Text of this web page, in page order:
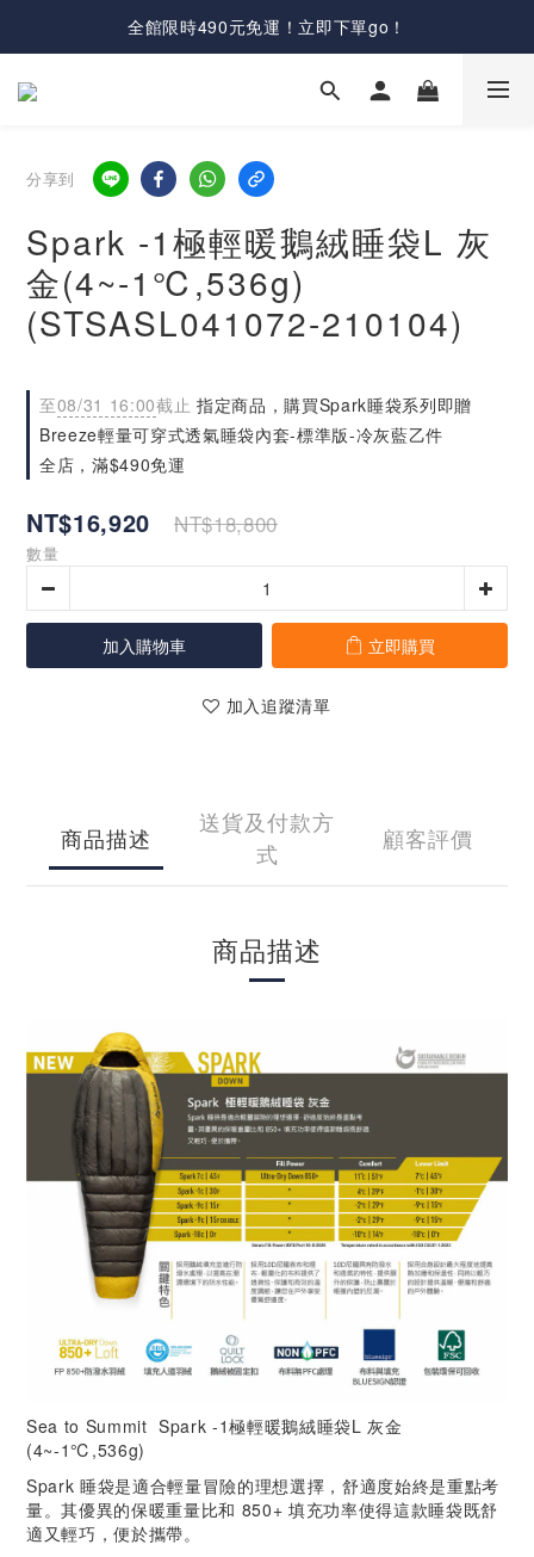
全館限時490元免運！立即下單go！
分享到
Spark -1極輕暖鵝絨睡袋L 灰
金(4~-1℃,536g)
(STSASL041072-210104)
至08/31 16:00截止 指定商品，購買Spark睡袋系列即贈
Breeze輕量可穿式透氣睡袋內套-標準版-冷灰藍乙件
全店，滿$490免運
NT$16,920 NT$18,800
數量
加入購物車 立即購買
加入追蹤清單
商品描述
送貨及付款方
式
顧客評價
商品描述
Sea to Summit Spark -1極輕暖鵝絨睡袋L 灰金
(4~-1℃,536g)
Spark 睡袋是適合輕量冒險的理想選擇，舒適度始終是重點考
量。其優異的保暖重量比和 850+ 填充功率使得這款睡袋既舒
適又輕巧，便於攜帶。